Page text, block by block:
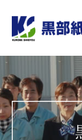
content